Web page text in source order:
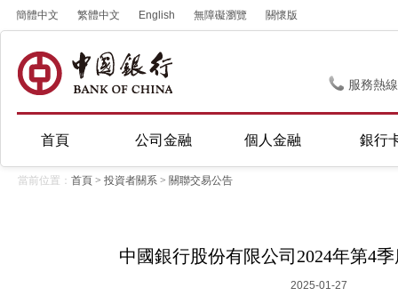
簡體中文 繁體中文 English 無障礙瀏覽 關懷版
服務熱
首頁 公司金融 個人金融 銀行
當前位置： 首頁 > 投資者關系 > 關聯交易公告
中國銀行股份有限公司2024年第4
2025-01-27